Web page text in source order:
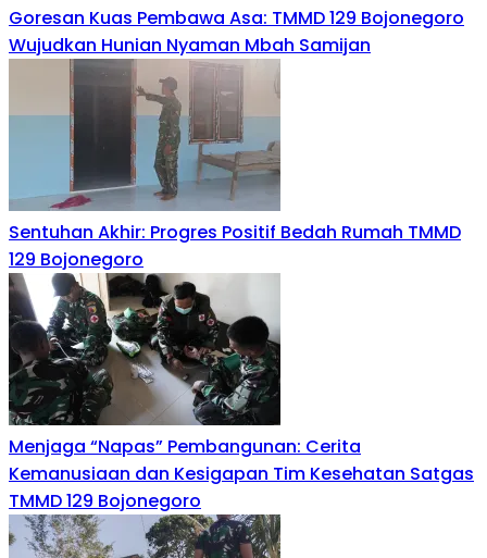
Goresan Kuas Pembawa Asa: TMMD 129 Bojonegoro
Wujudkan Hunian Nyaman Mbah Samijan
Sentuhan Akhir: Progres Positif Bedah Rumah TMMD
129 Bojonegoro
Menjaga “Napas” Pembangunan: Cerita
Kemanusiaan dan Kesigapan Tim Kesehatan Satgas
TMMD 129 Bojonegoro